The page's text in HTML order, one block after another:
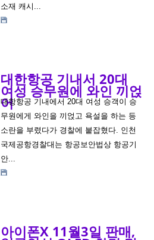
소재 캐시...
대한항공 기내서 20대
여성 승무원에 와인 끼얹
어
대항항공 기내에서 20대 여성 승객이 승
무원에게 와인을 끼얹고 욕설을 하는 등
소란을 부렸다가 경찰에 붙잡혔다. 인천
국제공항경찰대는 항공보안법상 항공기
안...
아이폰X 11월3일 판매,